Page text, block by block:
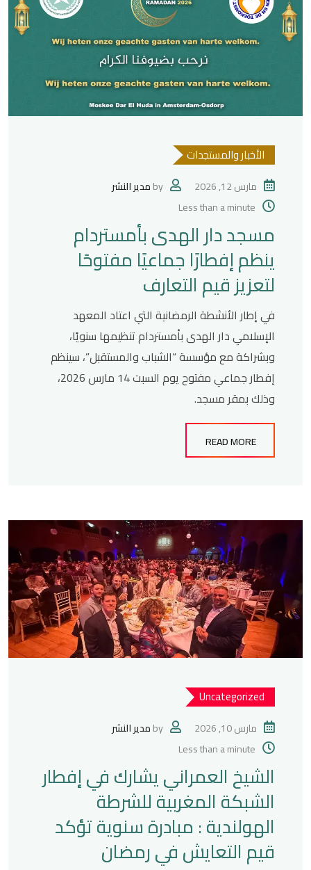
الأخبار والمستجدات
مارس 12, 2026 byمدير النشر
Less than a minute
مسجد دار الهدى بأمستردام
ينظم إفطارًا جماعيًا مفتوحًا
لتعزيز قيم التعارف
في إطار الأنشطة الرمضانية التي اعتاد المعهد
الإسلامي دار الهدى بأمستردام تنظيمها سنويًا،
وبشراكة مع مؤسسة “الشباب والمستقبل”، سينظم
إفطار جماعي مفتوح يوم السبت 14 مارس 2026،
وذلك بمقر مسجد.
READ MORE
Uncategorized
مارس 10, 2026 byمدير النشر
Less than a minute
الشيخ العمراني يشارك في إفطار
الشبكة المغربية للشرطة
الهولندية : مبادرة سنوية تؤكد
قيم التعايش في رمضان